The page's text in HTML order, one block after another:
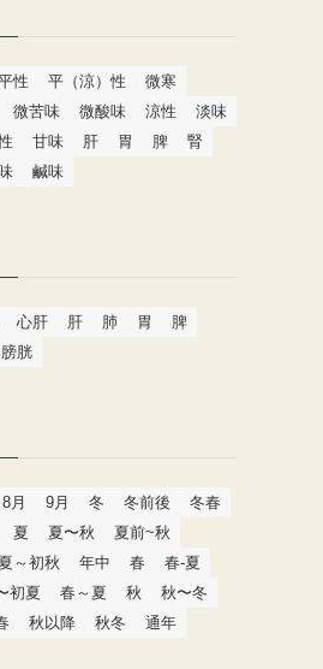
性 平（涼）性
微寒
微苦味 微酸味 涼性
淡味
甘味 肝 胃 脾
腎
鹹味
心肝 肝 肺 胃
脾
膀胱
8月 9月 冬 冬前後
冬春
夏 夏〜秋
夏前~秋
夏～初秋 年中 春
春-夏
初夏 春～夏 秋
秋〜冬
秋以降 秋冬 通年